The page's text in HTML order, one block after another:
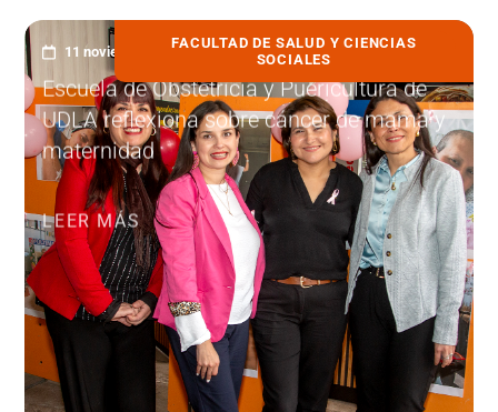
FACULTAD DE SALUD Y CIENCIAS
SOCIALES
11 noviembre, 2025
Escuela de Obstetricia y Puericultura de
UDLA reflexiona sobre cáncer de mama y
maternidad
LEER MÁS